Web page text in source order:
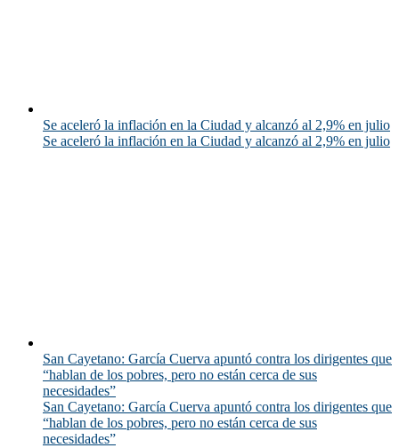
Se aceleró la inflación en la Ciudad y alcanzó al 2,9% en julio
Se aceleró la inflación en la Ciudad y alcanzó al 2,9% en julio
San Cayetano: García Cuerva apuntó contra los dirigentes que
“hablan de los pobres, pero no están cerca de sus
necesidades”
San Cayetano: García Cuerva apuntó contra los dirigentes que
“hablan de los pobres, pero no están cerca de sus
necesidades”